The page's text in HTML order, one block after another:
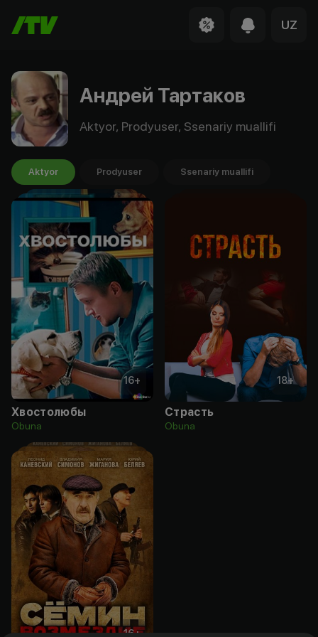
UZ
Андрей Тартаков
Aktyor, Prodyuser, Ssenariy muallifi
Aktyor Prodyuser Ssenariy muallifi
16+
Хвостолюбы
Obuna
18+
Страсть
Obuna
16+